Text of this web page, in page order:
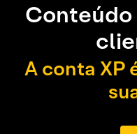
Conteúdo
A conta XP